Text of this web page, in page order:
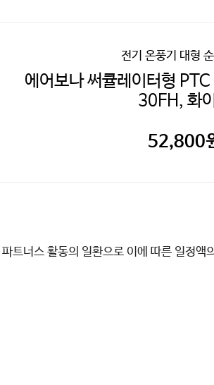
전기 온풍기 대형
에어보나 써큘레이터형
30FH, 화
52,800
트너스 활동의 일환으로 이에 따른 일정액